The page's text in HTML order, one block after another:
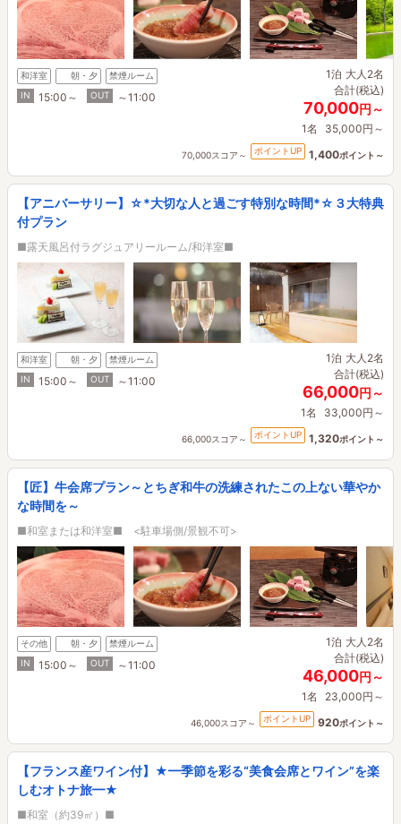
和洋室 朝・夕
禁煙ルーム
IN
15:00～ OUT ～11:00
1泊 大人2名
合計(税込)
70,000円～
1名 35,000円～
70,000スコア～ ポイントUP 1,400ポイント～
【アニバーサリー】☆*大切な人と過ごす特別な時間*☆３大特典
付プラン
■露天風呂付ラグジュアリールーム/和洋室■
和洋室 朝・夕
禁煙ルーム
IN
15:00～ OUT ～11:00
1泊 大人2名
合計(税込)
66,000円～
1名 33,000円～
66,000スコア～ ポイントUP 1,320ポイント～
【匠】牛会席プラン～とちぎ和牛の洗練されたこの上ない華やか
な時間を～
■和室または和洋室■ <駐車場側/景観不可>
その他 朝・夕
禁煙ルーム
IN
15:00～ OUT ～11:00
1泊 大人2名
合計(税込)
46,000円～
1名 23,000円～
46,000スコア～ ポイントUP 920ポイント～
【フランス産ワイン付】★━季節を彩る“美食会席とワイン”を楽
しむオトナ旅━★
■和室（約39㎡）■